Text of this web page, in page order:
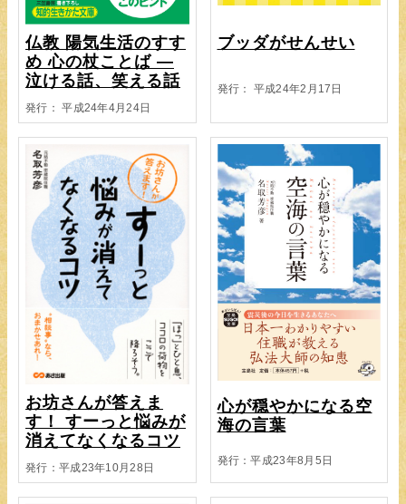
仏教 陽気生活のすす
め 心の杖ことば —
泣ける話、笑える話
発行： 平成24年4月24日
ブッダがせんせい
発行： 平成24年2月17日
お坊さんが答えま
す！ すーっと悩みが
消えてなくなるコツ
発行：平成23年10月28日
心が穏やかになる空
海の言葉
発行：平成23年8月5日